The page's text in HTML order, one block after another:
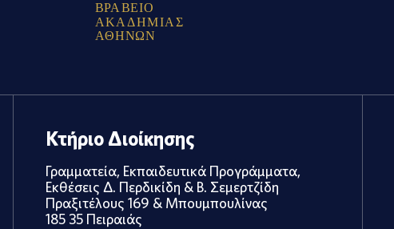
ΒΡΑ ΒΕΙΟ
ΑΚΑ ΔΗΜΙΑ Σ
ΑΘΗΝΩΝ
Κτήριο Διοίκησης
Γραμματεία, Εκπαιδευτικά Προγράμματα,
Εκθέσεις Δ. Περδικίδη & Β. Σεμερτζίδη
Πραξιτέλους 169 & Μπουμπουλίνας
185 35 Πειραιάς